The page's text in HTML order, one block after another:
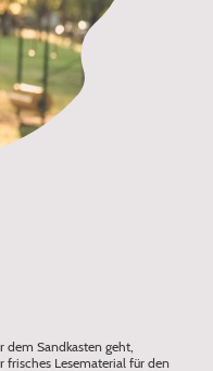
dem Sandkasten geht,
frisches Lesematerial für den